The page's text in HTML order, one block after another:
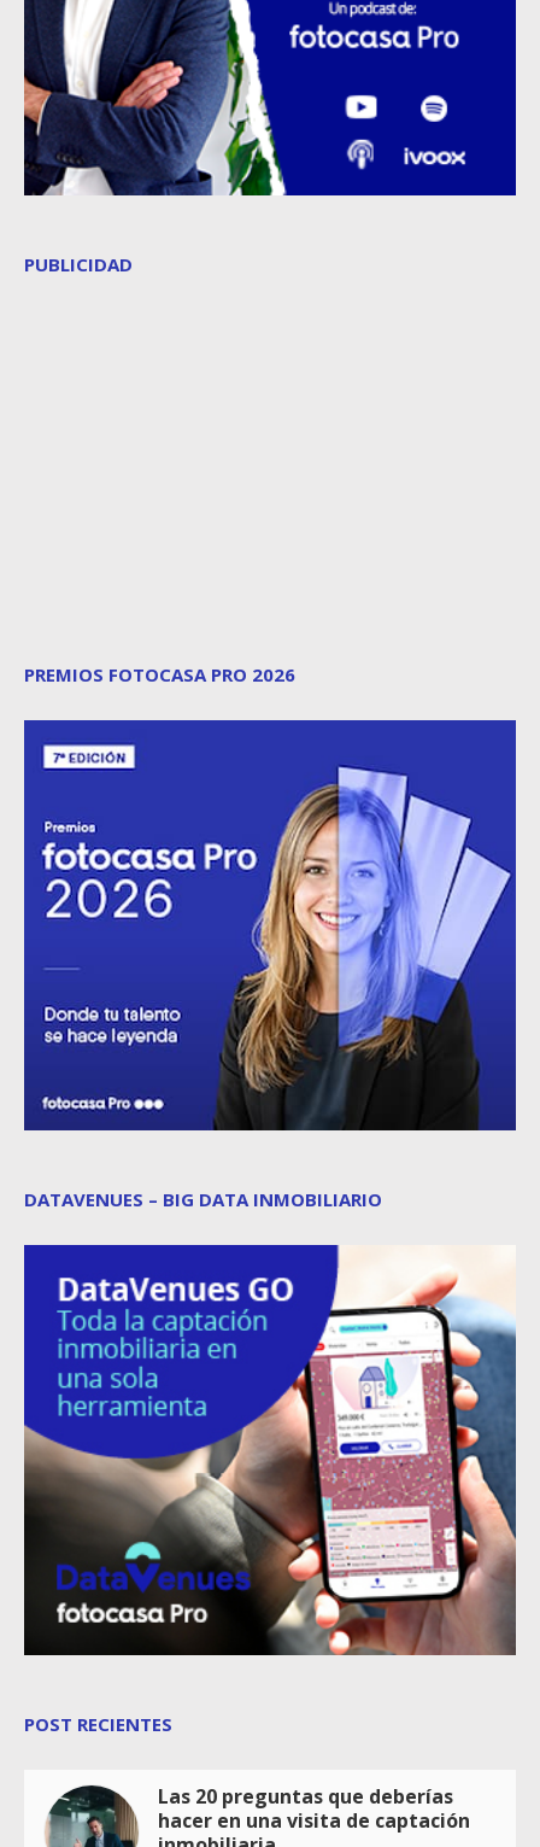
PUBLICIDAD
PREMIOS FOTOCASA PRO 2026
DATAVENUES – BIG DATA INMOBILIARIO
POST RECIENTES
Las 20 preguntas que deberías
hacer en una visita de captación